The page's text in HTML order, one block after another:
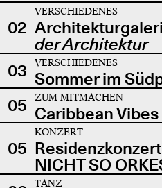
02
VERSCHIEDENES
der Architektur
03
VERSCHIEDENES
Sommer im
05
ZUM MITMACHEN
Caribbean Vibes
05
KONZERT
NICHT SO
TANZ